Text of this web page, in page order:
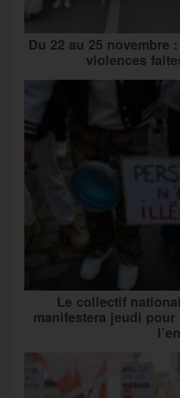
Du 22 au 25 novembre
violences
Le collectif
manifestera jeudi